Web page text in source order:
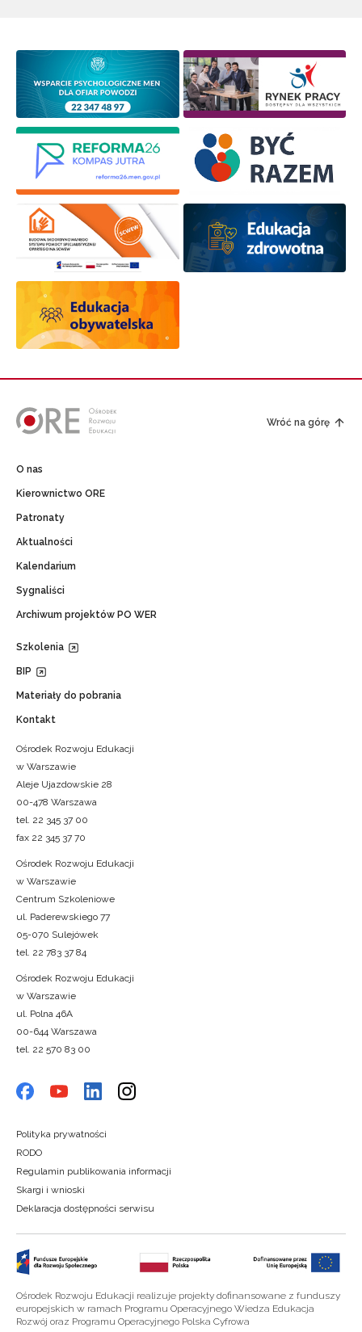
Wróć na górę
O nas
Kierownictwo ORE
Patronaty
Aktualności
Kalendarium
Sygnaliści
Archiwum projektów PO WER
Szkolenia
BIP
Materiały do pobrania
Kontakt
Ośrodek Rozwoju Edukacji
w Warszawie
Aleje Ujazdowskie 28
00-478 Warszawa
tel. 22 345 37 00
fax 22 345 37 70
Ośrodek Rozwoju Edukacji
w Warszawie
Centrum Szkoleniowe
ul. Paderewskiego 77
05-070 Sulejówek
tel. 22 783 37 84
Ośrodek Rozwoju Edukacji
w Warszawie
ul. Polna 46A
00-644 Warszawa
tel. 22 570 83 00
Polityka prywatności
RODO
Regulamin publikowania informacji
Skargi i wnioski
Deklaracja dostępności serwisu
Ośrodek Rozwoju Edukacji realizuje projekty dofinansowane z funduszy
europejskich w ramach Programu Operacyjnego Wiedza Edukacja
Rozwój oraz Programu Operacyjnego Polska Cyfrowa